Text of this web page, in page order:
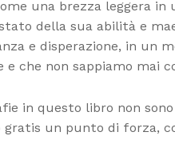
una brezza leggera
della sua abilità e
e disperazione, in un
e che non sappiamo mai
in questo libro non
gratis un punto di forza,